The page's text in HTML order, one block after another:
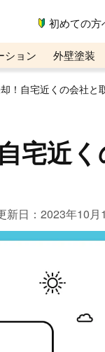
初めての方
ション 外壁塗装
！自宅近くの会社と
宅近
新日： 2023年10月